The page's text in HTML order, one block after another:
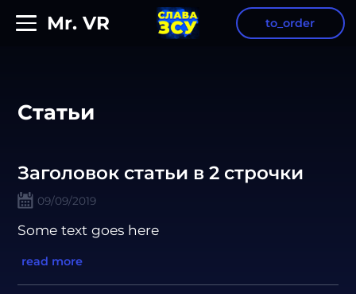
Mr. VR to_order
Cтатьи
Заголовок статьи в 2 строчки
09/09/2019
Some text goes here
read more